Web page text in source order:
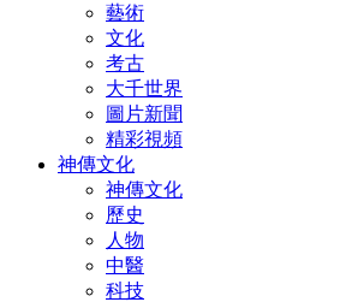
藝術
文化
考古
大千世界
圖片新聞
精彩視頻
神傳文化
神傳文化
歷史
人物
中醫
科技